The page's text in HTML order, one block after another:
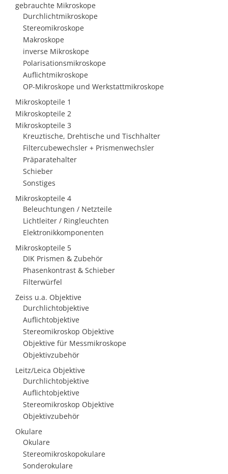
gebrauchte Mikroskope
Durchlichtmikroskope
Stereomikroskope
Makroskope
inverse Mikroskope
Polarisationsmikroskope
Auflichtmikroskope
OP-Mikroskope und Werkstattmikroskope
Mikroskopteile 1
Mikroskopteile 2
Mikroskopteile 3
Kreuztische, Drehtische und Tischhalter
Filtercubewechsler + Prismenwechsler
Präparatehalter
Schieber
Sonstiges
Mikroskopteile 4
Beleuchtungen / Netzteile
Lichtleiter / Ringleuchten
Elektronikkomponenten
Mikroskopteile 5
DIK Prismen & Zubehör
Phasenkontrast & Schieber
Filterwürfel
Zeiss u.a. Objektive
Durchlichtobjektive
Auflichtobjektive
Stereomikroskop Objektive
Objektive für Messmikroskope
Objektivzubehör
Leitz/Leica Objektive
Durchlichtobjektive
Auflichtobjektive
Stereomikroskop Objektive
Objektivzubehör
Okulare
Okulare
Stereomikroskopokulare
Sonderokulare